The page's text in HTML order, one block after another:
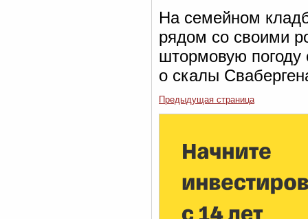
На семейном
рядом со своими
штормовую
о скалы
Предыдущая страница